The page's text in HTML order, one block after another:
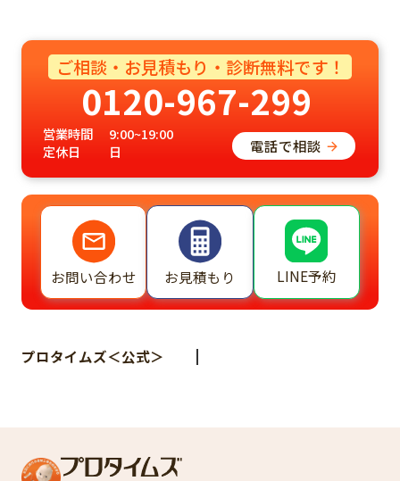
ご相談・お見積もり・診断無料です！
0120-967-299
営業時間
9:00~19:00
定休日
日 電話で相談
お問い合わせ お見積もり LINE予約
プロタイムズ＜公式＞